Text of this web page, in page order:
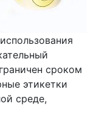
сроком
этикетки
среде,